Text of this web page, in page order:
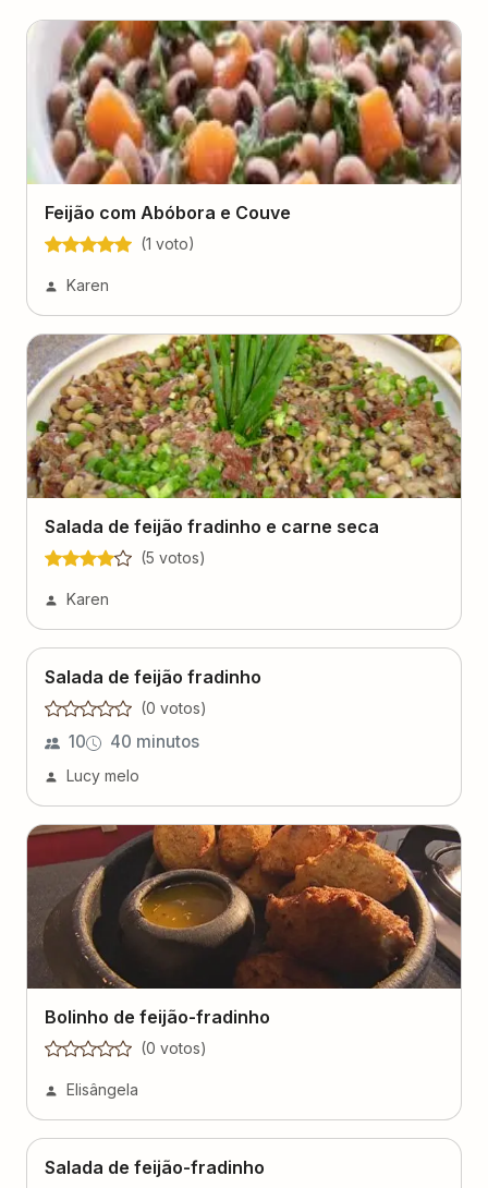
Feijão com Abóbora e Couve
(1 voto)
Karen
Salada de feijão fradinho e carne seca
(5 votos)
Karen
Salada de feijão fradinho
(0 votos)
10 40 minutos
Lucy melo
Bolinho de feijão-fradinho
(0 votos)
Elisângela
Salada de feijão-fradinho